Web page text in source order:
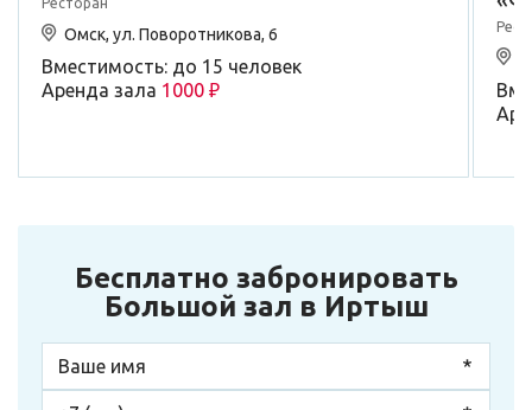
Омск, ул. Поворотникова, 6
Вместимость: до 15 человек
Аренда зала 1000 ₽
Бесплатно забронировать
Большой зал в Иртыш